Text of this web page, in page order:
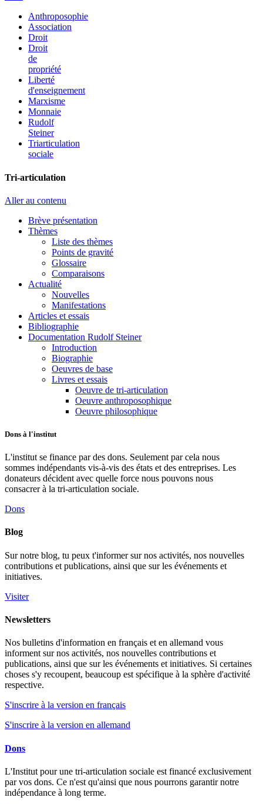
Anthroposophie
Association
Droit
Droit
de
propriété
Liberté
d'enseignement
Marxisme
Monnaie
Rudolf
Steiner
Triarticulation
sociale
Tri-articulation
Aller au contenu
Brève présentation
Thèmes
Liste des thèmes
Points de gravité
Glossaire
Comparaisons
Actualité
Nouvelles
Manifestations
Articles et essais
Bibliographie
Documentation Rudolf Steiner
Introduction
Biographie
Oeuvres de base
Livres et essais
Oeuvre de tri-articulation
Oeuvre anthroposophique
Oeuvre philosophique
Dons à l'institut
L'institut se finance par des dons. Seulement par cela nous
sommes indépendants vis-à-vis des états et des entreprises. Les
donateurs décident avec quelle force nous pouvons nous
consacrer à la tri-articulation sociale.
Dons
Blog
Sur notre blog, tu peux t'informer sur nos activités, nos nouvelles
contributions et publications, ainsi que sur les événements et
initiatives.
Visiter
Newsletters
Nos bulletins d'information en français et en allemand vous
informent sur nos activités, nos nouvelles contributions et
publications, ainsi que sur les événements et initiatives. Si certaines
choses s'y recoupent, beaucoup est spécifique à la sphère d'activité
respective.
S'inscrire à la version en français
S'inscrire à la version en allemand
Dons
L'Institut pour une tri-articulation sociale est financé exclusivement
par vos dons. Ce n'est qu'ainsi que nous pourrons garantir notre
indépendance à long terme.